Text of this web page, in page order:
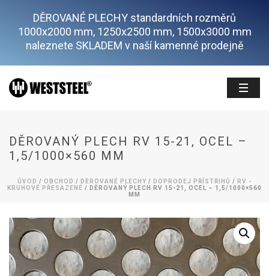
DĚROVANÉ PLECHY standardních rozměrů
1000x2000 mm, 1250x2500 mm, 1500x3000 mm
naleznete SKLADEM v naší kamenné prodejně
DĚROVANÝ PLECH RV 15-21, OCEL –
1,5/1000×560 MM
ÚVOD / OBCHOD / DĚROVANÉ PLECHY / DOPRODEJ PŘÍSTŘIHŮ / RV -
KRUHOVÉ PŘESAZENÉ / DĚROVANÝ PLECH RV 15-21, OCEL – 1,5/1000×560
MM